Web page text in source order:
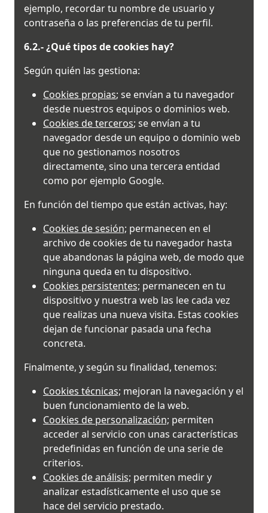
ejemplo, recordar tu nombre de usuario y
contraseña o las preferencias de tu perfil.
6.2.- ¿Qué tipos de cookies hay?
Según quién las gestiona:
Cookies propias; se envían a tu navegador
desde nuestros equipos o dominios web.
Cookies de terceros; se envían a tu
navegador desde un equipo o dominio web
que no gestionamos nosotros
directamente, sino una tercera entidad
como por ejemplo Google.
En función del tiempo que están activas, hay:
Cookies de sesión; permanecen en el
archivo de cookies de tu navegador hasta
que abandonas la página web, de modo que
ninguna queda en tu dispositivo.
Cookies persistentes; permanecen en tu
dispositivo y nuestra web las lee cada vez
que realizas una nueva visita. Estas cookies
dejan de funcionar pasada una fecha
concreta.
Finalmente, y según su finalidad, tenemos:
Cookies técnicas; mejoran la navegación y el
buen funcionamiento de la web.
Cookies de personalización; permiten
acceder al servicio con unas características
predefinidas en función de una serie de
criterios.
Cookies de análisis; permiten medir y
analizar estadísticamente el uso que se
hace del servicio prestado.